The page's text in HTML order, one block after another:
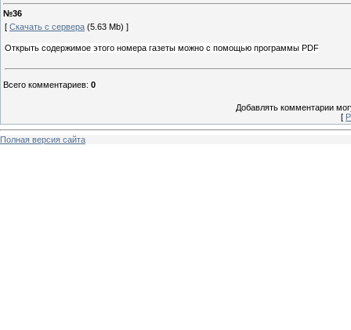
№36
[ Скачать с сервера (5.63 Mb) ]
Открыть содержимое этого номера газеты можно с помощью программы PDF
Всего комментариев: 0
Добавлять комментарии
[
Полная версия сайта